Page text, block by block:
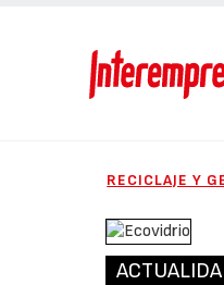
RECICLAJE Y